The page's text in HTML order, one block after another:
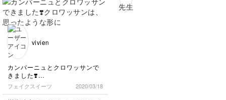
ったと思います。
講習の中でも先生の丁寧な説明
が分かりやすく、それでもわか
らないところは先生に質問でき
たりしてとても安心して受講で
きました。
ネット講習ならではの繰り返し
るところがとても助かりまし
た。
楽しいおうち時間を過ごすこと
ができました。
完成度で作ってくださっ
て感激です✨😊 何より
も「楽しいおうち時間を
売をした甲斐がありまし
い気持ちでいっぱいです
🎶 素晴らしいセンスが
おありなので、ネット講
習ならではの良い点を生
かして、これからもぜひ
した❣️
vivien
カンパーニュとクロワッサンで
きました❣️
クロワッサンは、思ったような
形にならなくて2こ作っだけど
フェイクスイーツ 2020/03/18